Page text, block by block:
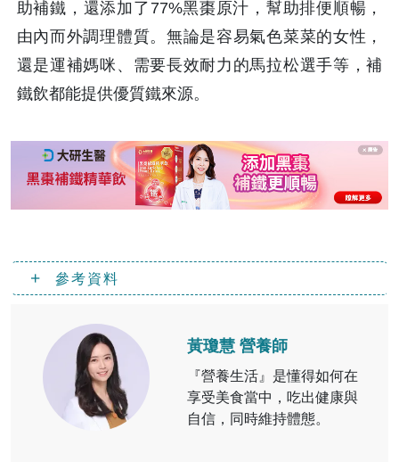
助補鐵，還添加了77%黑棗原汁，幫助排便順暢，
由內而外調理體質。無論是容易氣色菜菜的女性，
還是運補媽咪、需要長效耐力的馬拉松選手等，補
鐵飲都能提供優質鐵來源。
參考資料
黃瓊慧 營養師
『營養生活』是懂得如何在
享受美食當中，吃出健康與
自信，同時維持體態。